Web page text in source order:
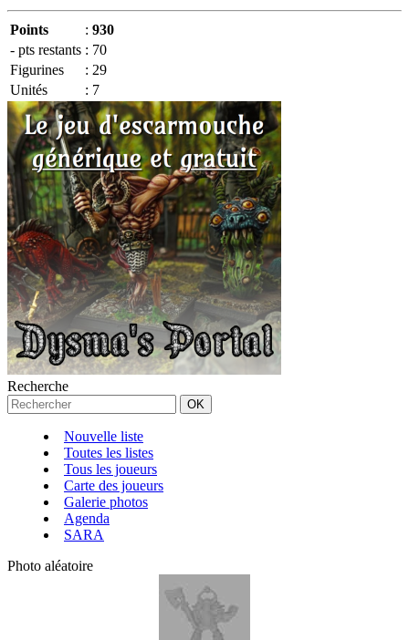
Points : 930
- pts restants : 70
Figurines
: 29
Unités
: 7
Recherche
Nouvelle liste
Toutes les listes
Tous les joueurs
Carte des joueurs
Galerie photos
Agenda
SARA
Photo aléatoire